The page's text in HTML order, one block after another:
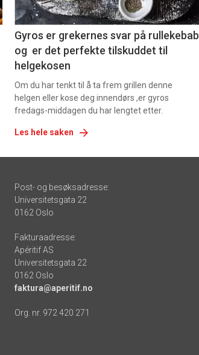
6
Gyros er grekernes svar på rullekebab
og er det perfekte tilskuddet til
helgekosen
Om du har tenkt til å ta frem grillen denne
helgen eller kose deg innendørs ,er gyros
fredags-middagen du har lengtet etter.
Les hele saken
Post- og besøksadresse:
Universitetsgata 22
0162 Oslo
Fakturaadresse:
Apéritif AS
Universitetsgata 22
0162 Oslo
faktura@aperitif.no
Org. nr. 972 420 271